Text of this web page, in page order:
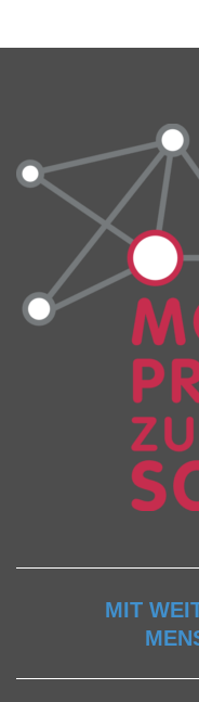
MIT